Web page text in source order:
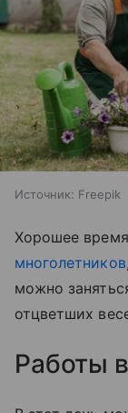
Источник: Freepik
Хорошее
многолетников
можно
отцветших
Работы